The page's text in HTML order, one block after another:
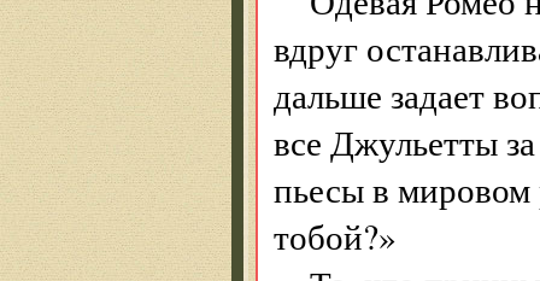
вдруг
дальше задает
все Джульетты
пьесы в мировом
тобой?»